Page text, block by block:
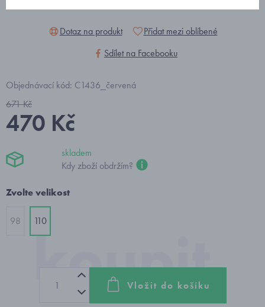
Dotaz na produkt
Přidat mezi oblíbené
Sdílet na Facebooku
Objednávací kód: C1436_červená
671 Kč
470 Kč
skladem
Kdy zboží obdržím?
Zvolte velikost
98 110
Vložit do košíku